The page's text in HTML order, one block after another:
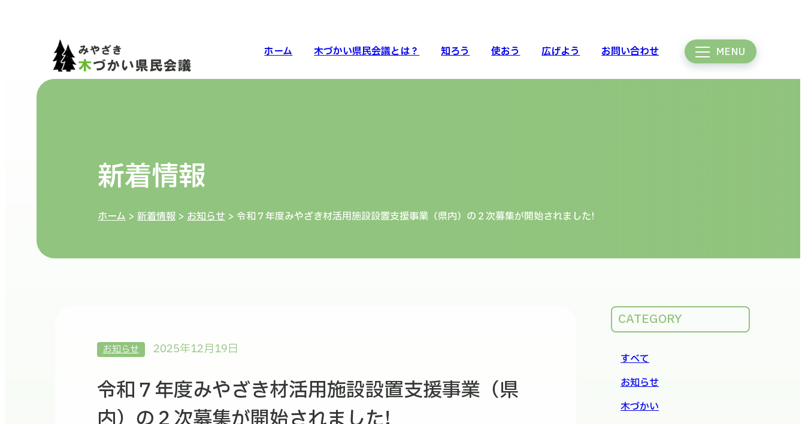
ホーム 木づかい県民会議とは？ 知ろう 使おう 広げよう お問い合わせ MENU
新着情報
ホーム >新着情報 >お知らせ >令和７年度みやざき材活用施設設置支援事業（県内）の２次募集が開始されました!
お知らせ 2025年12月19日
令和７年度みやざき材活用施設設置支援事業（県
CATEGORY
すべて
お知らせ
木づかい